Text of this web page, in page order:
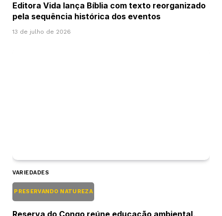
Editora Vida lança Bíblia com texto reorganizado
pela sequência histórica dos eventos
13 de julho de 2026
VARIEDADES
PRESERVANDO NATUREZA
Reserva do Congo reúne educação ambiental,